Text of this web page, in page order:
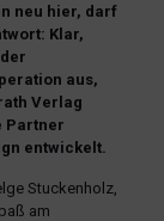
neu hier, darf
Klar,
aus,
Verlag
Partner
entwickelt.
Stuckenholz,
am